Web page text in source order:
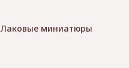
Лаковые миниатюры